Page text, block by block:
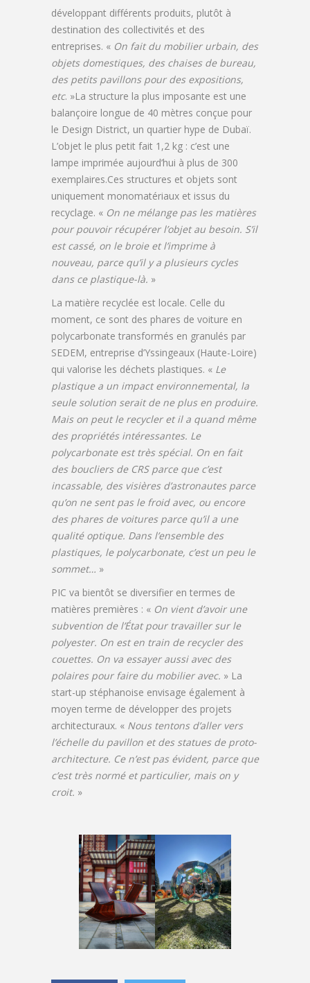
développant différents produits, plutôt à
destination des collectivités et des
entreprises. « On fait du mobilier urbain, des
objets domestiques, des chaises de bureau,
des petits pavillons pour des expositions,
etc. »La structure la plus imposante est une
balançoire longue de 40 mètres conçue pour
le Design District, un quartier hype de Dubaï.
L’objet le plus petit fait 1,2 kg : c’est une
lampe imprimée aujourd’hui à plus de 300
exemplaires.Ces structures et objets sont
uniquement monomatériaux et issus du
recyclage. « On ne mélange pas les matières
pour pouvoir récupérer l’objet au besoin. S’il
est cassé, on le broie et l’imprime à
nouveau, parce qu’il y a plusieurs cycles
dans ce plastique-là. »
La matière recyclée est locale. Celle du
moment, ce sont des phares de voiture en
polycarbonate transformés en granulés par
SEDEM, entreprise d’Yssingeaux (Haute-Loire)
qui valorise les déchets plastiques. « Le
plastique a un impact environnemental, la
seule solution serait de ne plus en produire.
Mais on peut le recycler et il a quand même
des propriétés intéressantes. Le
polycarbonate est très spécial. On en fait
des boucliers de CRS parce que c’est
incassable, des visières d’astronautes parce
qu’on ne sent pas le froid avec, ou encore
des phares de voitures parce qu’il a une
qualité optique. Dans l’ensemble des
plastiques, le polycarbonate, c’est un peu le
sommet… »
PIC va bientôt se diversifier en termes de
matières premières : « On vient d’avoir une
subvention de l’État pour travailler sur le
polyester. On est en train de recycler des
couettes. On va essayer aussi avec des
polaires pour faire du mobilier avec. » La
start-up stéphanoise envisage également à
moyen terme de développer des projets
architecturaux. « Nous tentons d’aller vers
l’échelle du pavillon et des statues de proto-
architecture. Ce n’est pas évident, parce que
c’est très normé et particulier, mais on y
croit. »